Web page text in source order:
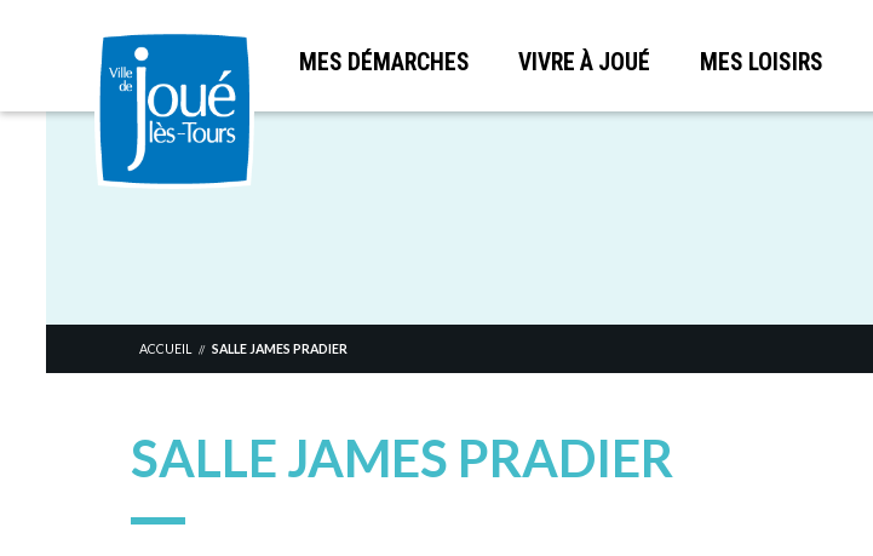
Aller
MES DÉMARCHES VIVRE À JOUÉ MES LOISIRS
ACCUEIL // SALLE JAMES PRADIER
SALLE JAMES PRADIER